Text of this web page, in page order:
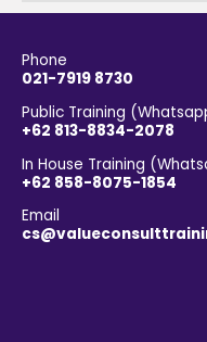
Phone
021-7919 8730
Public Training
+62 813-8834-2078
In House Training
+62 858-8075-1854
Email